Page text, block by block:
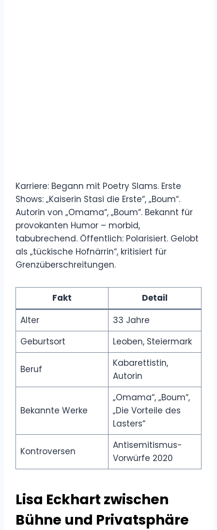
Karriere: Begann mit Poetry Slams. Erste
Shows: „Kaiserin Stasi die Erste“, „Boum“.
Autorin von „Omama“, „Boum“. Bekannt für
provokanten Humor – morbid,
tabubrechend. Öffentlich: Polarisiert. Gelobt
als „tückische Hofnärrin“, kritisiert für
Grenzüberschreitungen.
Fakt
Detail
Alter
33 Jahre
Geburtsort
Leoben, Steiermark
Beruf
Kabarettistin,
Autorin
Bekannte Werke
„Omama“, „Boum“,
„Die Vorteile des
Lasters“
Kontroversen
Antisemitismus-
Vorwürfe 2020
Lisa Eckhart zwischen
Bühne und Privatsphäre